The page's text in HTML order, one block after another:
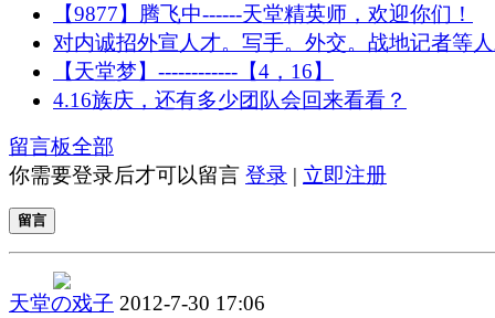
【9877】腾飞中------天堂精英师，欢迎你们！
对内诚招外宣人才。写手。外交。战地记者等
【天堂梦】------------【4，16】
4.16族庆，还有多少团队会回来看看？
留言板全部
你需要登录后才可以留言 登录 | 立即注册
留言
天堂の戏子 2012-7-30 17:06